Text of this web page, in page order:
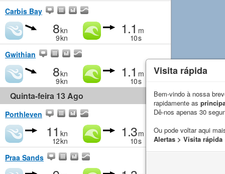
Carbis Bay
8kn
9kn
1.1 m
10s
Gwithian
8kn
9kn
1.1 m
10s
Quinta-feira 13 Ago
Porthleven
11 kn
12kn
1.3m
10s
Praa Sands
Visita rápida
Bem-vindo à nossa
rapidamente as
Dê-nos apenas 30
Ou pode voltar aqui
Alertas > Visita rápida